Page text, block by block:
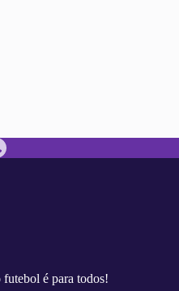
é para todos!